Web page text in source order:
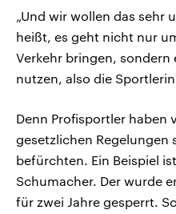
„Und wir wollen das sehr
heißt, es geht nicht nur
Verkehr bringen, sondern
nutzen, also die
Denn Profisportler haben
gesetzlichen Regelungen
befürchten. Ein Beispiel
Schumacher. Der wurde
für zwei Jahre gesperrt.